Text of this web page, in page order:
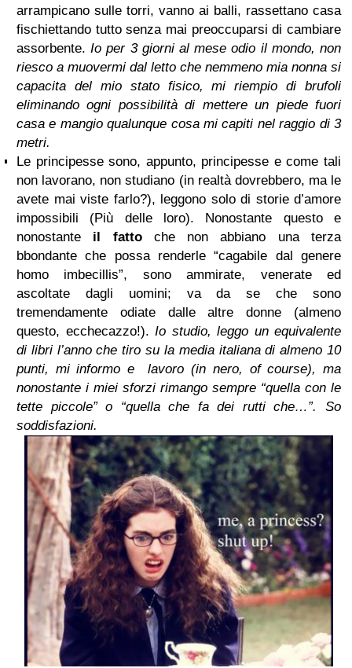
arrampicano sulle torri, vanno ai balli, rassettano casa
fischiettando tutto senza mai preoccuparsi di cambiare
assorbente. Io per 3 giorni al mese odio il mondo, non
riesco a muovermi dal letto che nemmeno mia nonna si
capacita del mio stato fisico, mi riempio di brufoli
eliminando ogni possibilità di mettere un piede fuori
casa e mangio qualunque cosa mi capiti nel raggio di 3
metri.
Le principesse sono, appunto, principesse e come tali
non lavorano, non studiano (in realtà dovrebbero, ma le
avete mai viste farlo?), leggono solo di storie d’amore
impossibili (Più delle loro). Nonostante questo e
nonostante il fattoche non abbiano una terza
bbondante che possa renderle “cagabile dal genere
homo imbecillis”, sono ammirate, venerate ed
ascoltate dagli uomini; va da se che sono
tremendamente odiate dalle altre donne (almeno
questo, ecchecazzo!). Io studio, leggo un equivalente
di libri l’anno che tiro su la media italiana di almeno 10
punti, mi informo e lavoro (in nero, of course), ma
nonostante i miei sforzi rimango sempre “quella con le
tette piccole” o “quella che fa dei rutti che…”. So
soddisfazioni.